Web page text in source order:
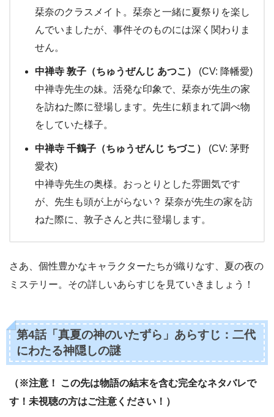
栞奈のクラスメイト。栞奈と一緒に夏祭りを楽し
んでいましたが、事件そのものには深く関わりま
せん。
中禅寺 敦子（ちゅうぜんじ あつこ）
(CV: 降幡愛)
中禅寺先生の妹。活発な印象で、栞奈が先生の家
を訪ねた際に登場します。先生に頼まれて調べ物
をしていた様子。
中禅寺 千鶴子（ちゅうぜんじ ちづこ）
(CV: 茅野
愛衣)
中禅寺先生の奥様。おっとりとした雰囲気です
が、先生も頭が上がらない？ 栞奈が先生の家を訪
ねた際に、敦子さんと共に登場します。
さあ、個性豊かなキャラクターたちが織りなす、夏の夜の
ミステリー。その詳しいあらすじを見ていきましょう！
第4話「真夏の神のいたずら」あらすじ：二代
にわたる神隠しの謎
（※注意！ この先は物語の結末を含む完全なネタバレで
す！未視聴の方はご注意ください！）